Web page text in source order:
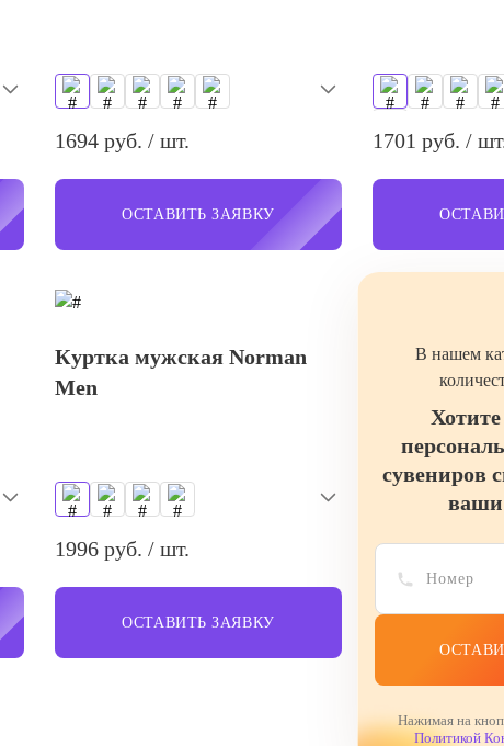
1694 руб. / шт.
ОСТАВИТЬ ЗАЯВКУ
1701 руб. /
Куртка мужская Norman
Men
1996 руб. / шт.
ОСТАВИТЬ ЗАЯВКУ
В нашем
сувениров
ваши
Нажимая на
Политикой